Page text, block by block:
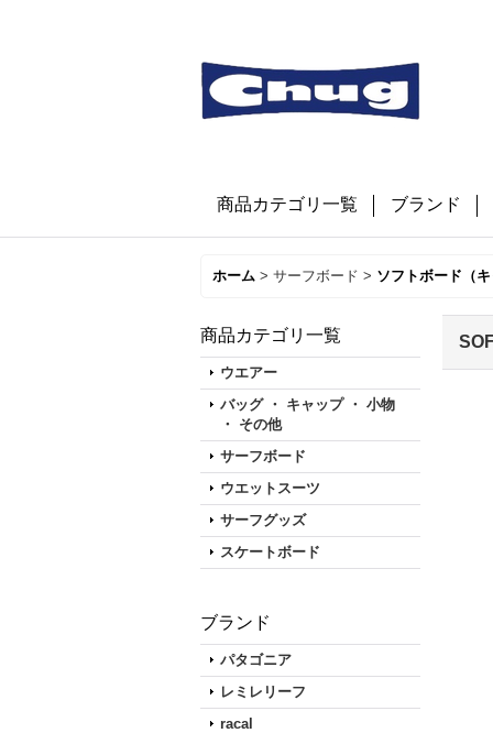
商品カテゴリ一覧 ブランド
ホーム > サーフボード > ソフトボード（
商品カテゴリ一覧
ウエアー
バッグ ・ キャップ ・ 小物
・ その他
サーフボード
ウエットスーツ
サーフグッズ
スケートボード
ブランド
パタゴニア
レミレリーフ
racal